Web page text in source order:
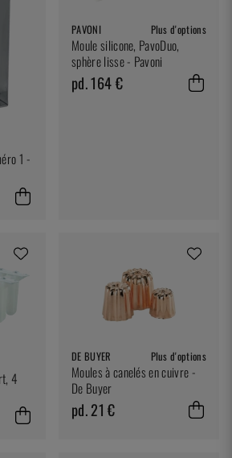
1 -
PAVONI Plus d'options
Moule silicone, PavoDuo,
sphère lisse - Pavoni
pd. 164 €
4
DE BUYER Plus d'options
Moules à canelés en cuivre -
De Buyer
pd. 21 €